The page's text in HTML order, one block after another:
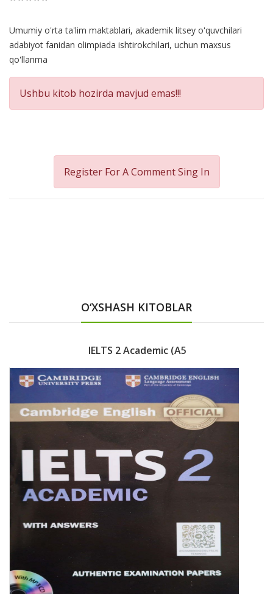
Product
Summery
Umumiy o'rta ta'lim maktablari, akademik litsey o'quvchilari
adabiyot fanidan olimpiada ishtirokchilari, uchun maxsus
qo'llanma
Ushbu kitob hozirda mavjud emas!!!
Register For A CommentSing In
O‘XSHASH KITOBLAR
IELTS 2 Academic (A5